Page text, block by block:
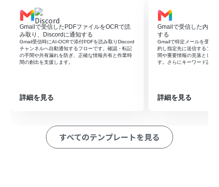
連携します。
次に、トリガーでGmailを選択し、「特定のラベルのメー
ルを受信したら」というアクションを設定します。
次に、オペレーションでOCR機能を選択し、「テキスト
からデータを抽出する」アクションでメール本文からアン
ケートの回答などを抽出します。
ータを指定のシートに行として追加します。
■このワークフローのカスタムポイント
Gmailで受信したPDFファイルをOCRで読
み取り、Discordに通知する
Gmail受信時にAI-OCRで添付PDFを読み取りDiscord
チャンネルへ自動通知するフローです。確認・転記
の手間や共有漏れを防ぎ、正確な情報共有と作業時
間の創出を支援します。
詳細を見る
Gmailで受信した内容
する
Gmailで特定メールを受信
約し指定先に送信するフロ
間や重要情報の見落としを
す。さらにキーワード設定
詳細を見る
すべてのテンプレートを見る